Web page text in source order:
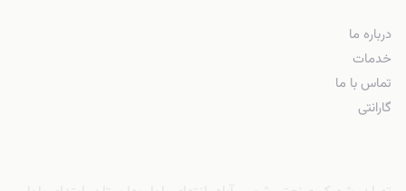
درباره ما
خدمات
تماس با ما
گارانتی